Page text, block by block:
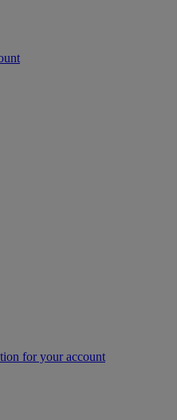
for your account